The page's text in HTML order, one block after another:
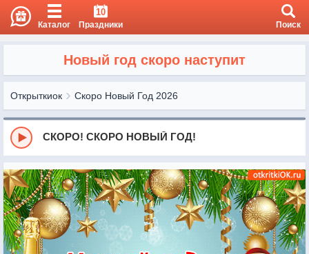
Каталог
10
Праздники Поиск
Новый год скоро наступит
Открыткиок Скоро Новый Год 2026
СКОРО! СКОРО НОВЫЙ ГОД!